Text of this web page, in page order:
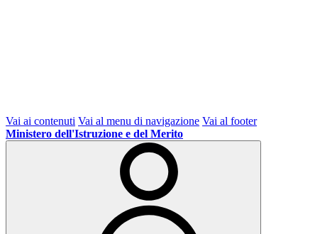
Vai ai contenuti Vai al menu di navigazione Vai al footer
Ministero dell'Istruzione e del Merito